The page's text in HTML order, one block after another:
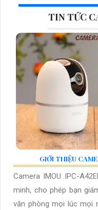
TIN TỨC
GIỚI THIỆU
Camera IMOU IPC-
minh, cho phép bạn
văn phòng mọi lúc mọi